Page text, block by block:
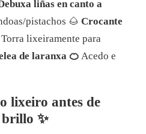
liñas en canto a
pistachos 🌰 Crocante
Torra lixeiramente para
de laranxa 🍊 Acedo e
lixeiro antes de
✨